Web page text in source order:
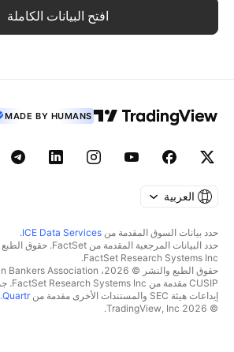
افتح البيانات الكاملة
MADE BY HUMANS
العربية
حدد بيانات السوق المقدمة من ICE Data Services
.
FactSet Research Systems Inc.
CUSIP مقدمة من FactSet Research Systems Inc. جميع الحقوق محفوظة.
إيداعات هيئة SEC والمستندات الأخرى مقدمة من
Quartr
.
© 2026 TradingView, Inc.